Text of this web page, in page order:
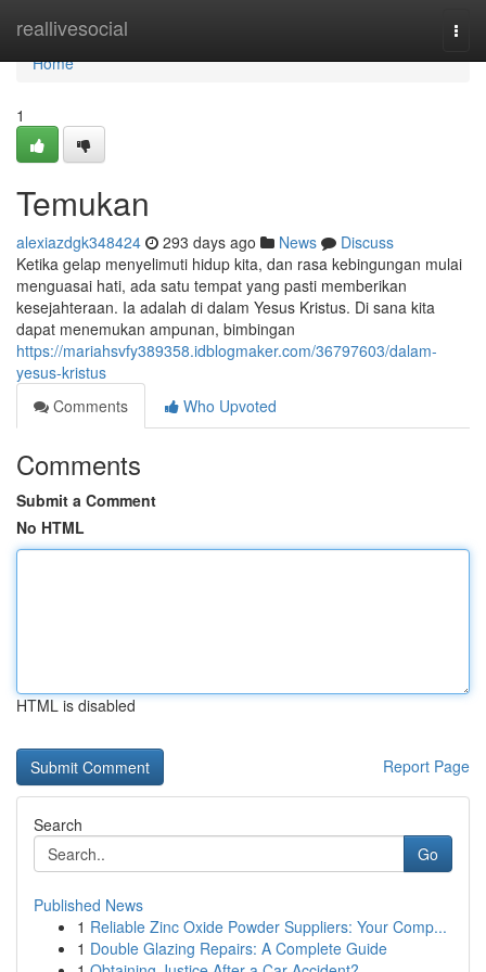
reallivesocial
Home
Home
1
Temukan
alexiazdgk348424 293 days ago News
Discuss
Ketika gelap menyelimuti hidup kita, dan rasa kebingungan mulai
menguasai hati, ada satu tempat yang pasti memberikan
kesejahteraan. Ia adalah di dalam Yesus Kristus. Di sana kita
dapat menemukan ampunan, bimbingan
https://mariahsvfy389358.idblogmaker.com/36797603/dalam-
yesus-kristus
Comments
Who Upvoted
Comments
Submit a Comment
No HTML
HTML is disabled
Report Page
Search
Go
Published News
1 Reliable Zinc Oxide Powder Suppliers: Your Comp...
1 Double Glazing Repairs: A Complete Guide